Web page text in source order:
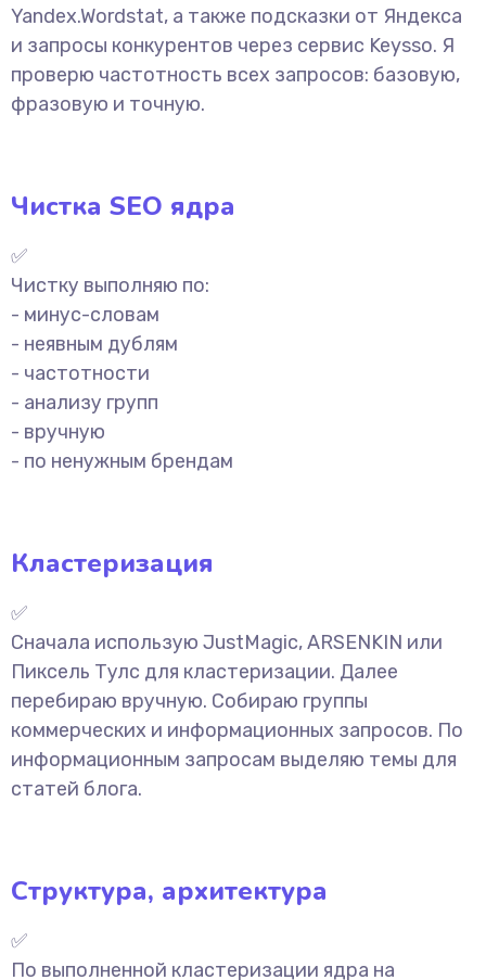
Yandex.Wordstat, а также подсказки от Яндекса
и запросы конкурентов через сервис Keysso. Я
проверю частотность всех запросов: базовую,
фразовую и точную.
Чистка SEO ядра
✅
Чистку выполняю по:
- минус-словам
- неявным дублям
- частотности
- анализу групп
- вручную
- по ненужным брендам
Кластеризация
✅
Сначала использую JustMagic, ARSENKIN или
Пиксель Тулс для кластеризации. Далее
перебираю вручную. Собираю группы
коммерческих и информационных запросов. По
информационным запросам выделяю темы для
статей блога.
Структура, архитектура
✅
По выполненной кластеризации ядра на